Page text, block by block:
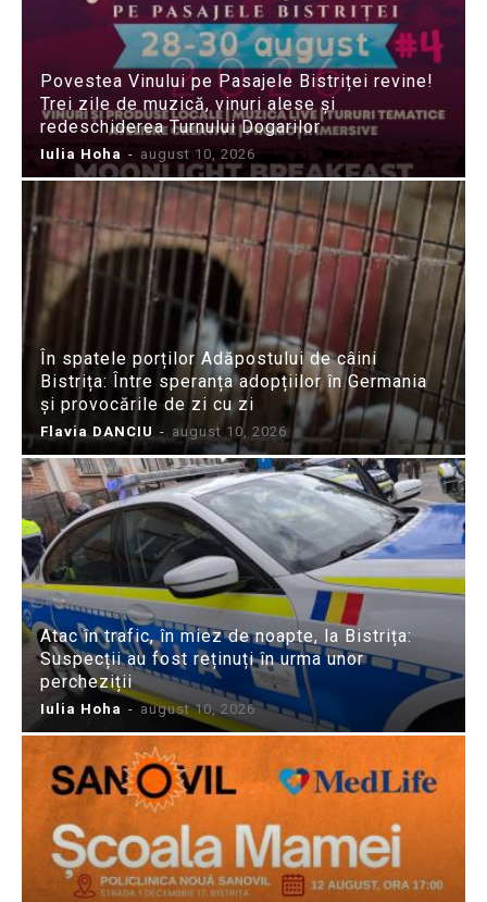
Povestea Vinului pe Pasajele Bistriței revine!
Trei zile de muzică, vinuri alese și
redeschiderea Turnului Dogarilor
Iulia Hoha - august 10, 2026
În spatele porților Adăpostului de câini
Bistrița: Între speranța adopțiilor în Germania
și provocările de zi cu zi
Flavia DANCIU - august 10, 2026
Atac în trafic, în miez de noapte, la Bistrița:
Suspecții au fost reținuți în urma unor
percheziții
Iulia Hoha - august 10, 2026